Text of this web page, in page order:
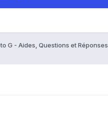
G - Aides, Questions et Réponses